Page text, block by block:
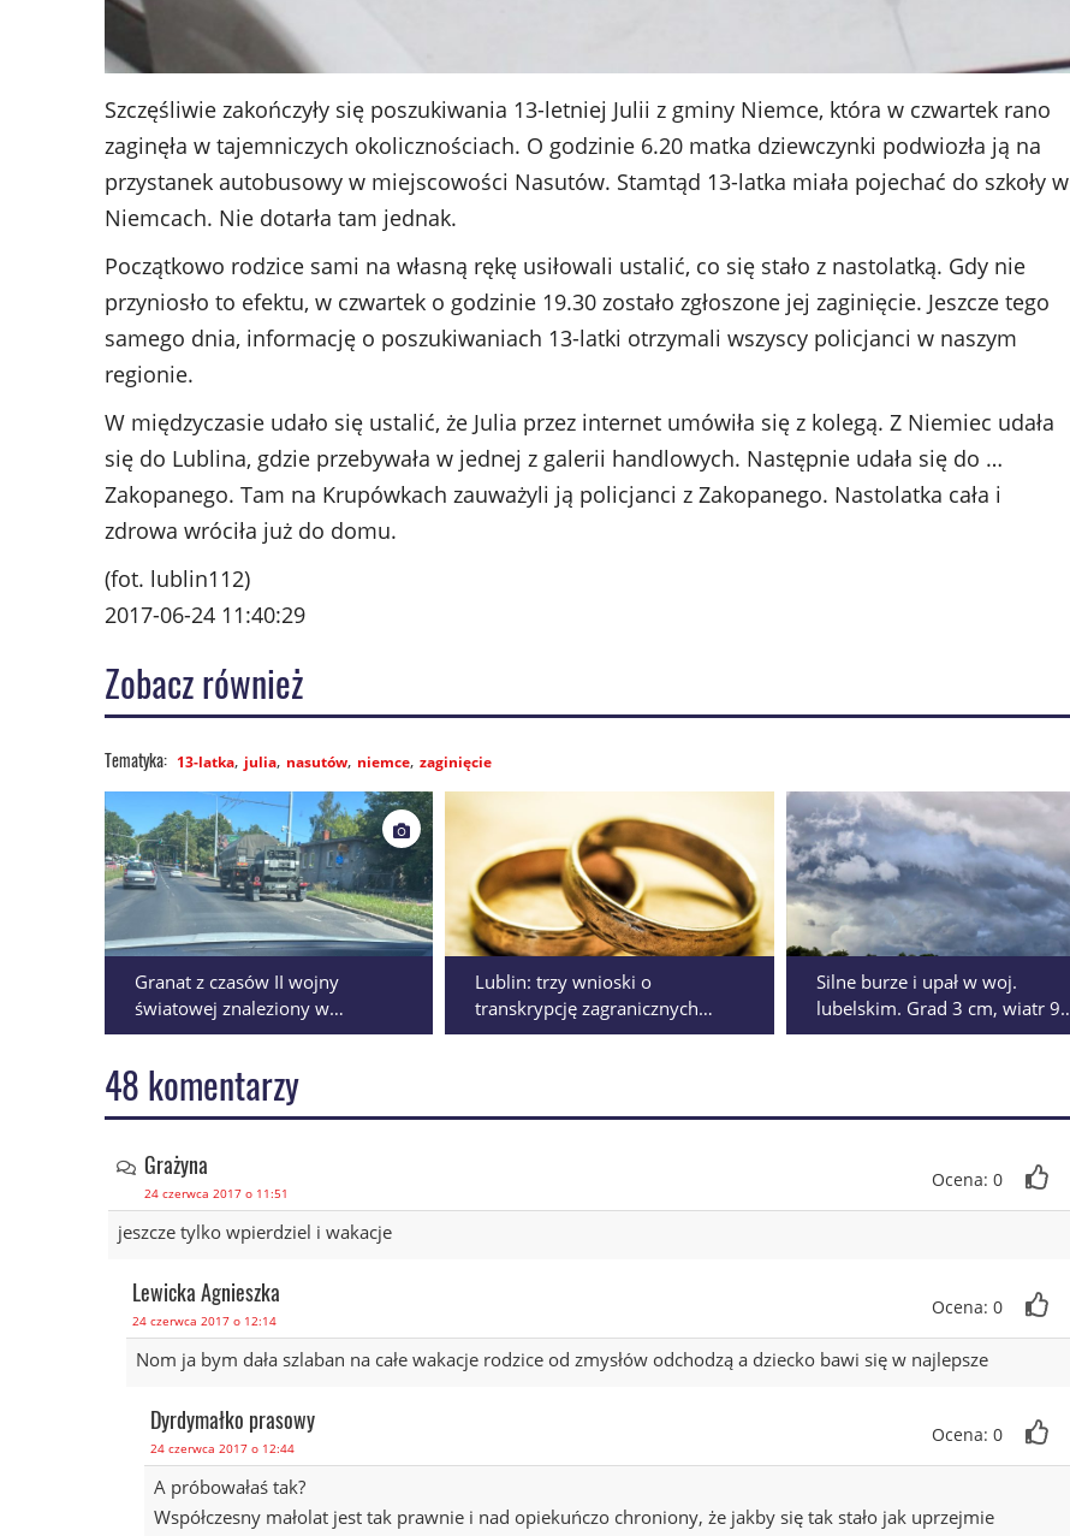
Szczęśliwie zakończyły się poszukiwania 13-letniej Julii z gminy Niemce, która w czwartek rano
zaginęła w tajemniczych okolicznościach. O godzinie 6.20 matka dziewczynki podwiozła ją na
przystanek autobusowy w miejscowości Nasutów. Stamtąd 13-latka miała pojechać do szkoły w
Niemcach. Nie dotarła tam jednak.
Początkowo rodzice sami na własną rękę usiłowali ustalić, co się stało z nastolatką. Gdy nie
przyniosło to efektu, w czwartek o godzinie 19.30 zostało zgłoszone jej zaginięcie. Jeszcze tego
samego dnia, informację o poszukiwaniach 13-latki otrzymali wszyscy policjanci w naszym
regionie.
W międzyczasie udało się ustalić, że Julia przez internet umówiła się z kolegą. Z Niemiec udała
się do Lublina, gdzie przebywała w jednej z galerii handlowych. Następnie udała się do …
Zakopanego. Tam na Krupówkach zauważyli ją policjanci z Zakopanego. Nastolatka cała i
zdrowa wróciła już do domu.
(fot. lublin112)
2017-06-24 11:40:29
Zobacz również
13-latka julia nasutów niemce zaginięcie
Granat z czasów II wojny
światowej znaleziony w
Lublinie. Saperzy wkroczyli do
Lublin: trzy wnioski o
transkrypcję zagranicznych
małżeństw jednopłciowych.
Silne burze i upał w woj.
lubelskim. Grad 3 cm, wiatr 90
km/h i podtopienia
48 komentarzy
Grażyna
24 czerwca 2017 o 11:51
Ocena: 0
jeszcze tylko wpierdziel i wakacje
Lewicka Agnieszka
24 czerwca 2017 o 12:14
Ocena: 0
Nom ja bym dała szlaban na całe wakacje rodzice od zmysłów odchodzą a dziecko bawi się w najlepsze
Dyrdymałko prasowy
24 czerwca 2017 o 12:44
Ocena: 0
A próbowałaś tak?
Współczesny małolat jest tak prawnie i nad opiekuńczo chroniony, że jakby się tak stało jak uprzejmie